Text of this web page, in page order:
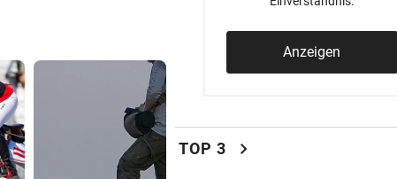
Anzeigen
TOP 3 chevron_right